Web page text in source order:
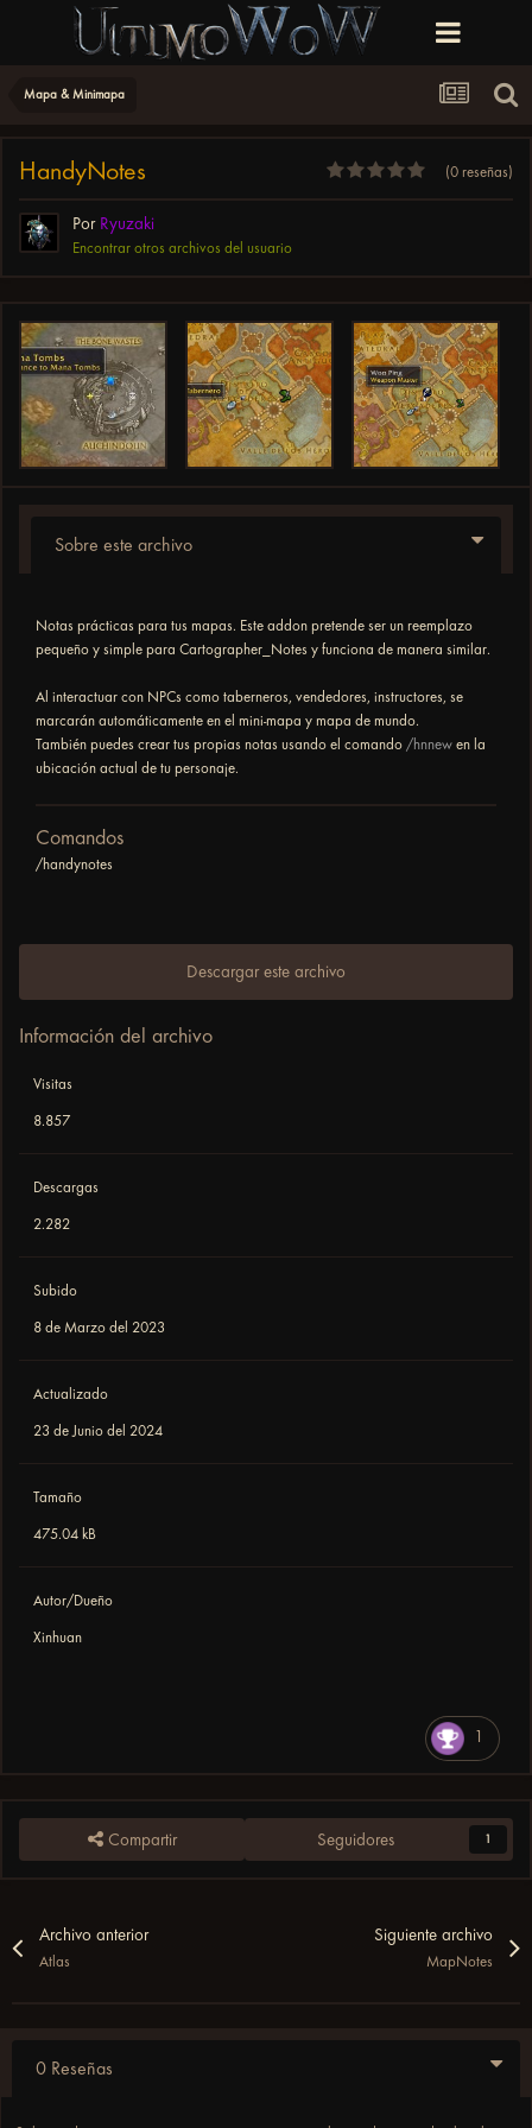
Mapa & Minimapa
HandyNotes (0 reseñas)
Por Ryuzaki
Encontrar otros archivos del usuario
Sobre este archivo
Notas prácticas para tus mapas. Este addon pretende ser un reemplazo
pequeño y simple para Cartographer_Notes y funciona de manera similar.
Al interactuar con NPCs como taberneros, vendedores, instructores, se
marcarán automáticamente en el mini-mapa y mapa de mundo.
También puedes crear tus propias notas usando el comando /hnnew en la
ubicación actual de tu personaje.
Comandos
/handynotes
Descargar este archivo
Información del archivo
Visitas
8.857
Descargas
2.282
Subido
8 de Marzo del 2023
Actualizado
23 de Junio del 2024
Tamaño
475.04 kB
Autor/Dueño
Xinhuan
1
Compartir Seguidores 1
Archivo anterior
Atlas
Siguiente archivo
MapNotes
0 Reseñas